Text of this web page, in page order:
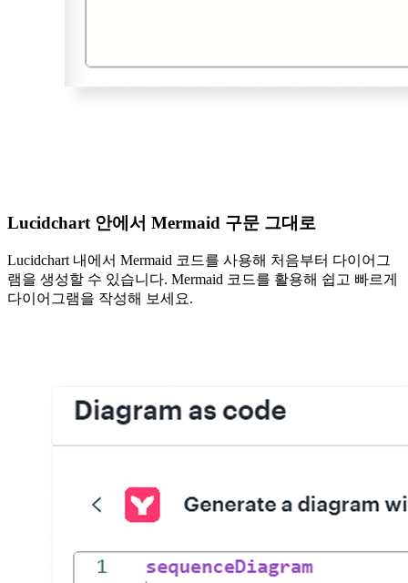
Lucidchart 안에서 Mermaid 구문 그대로
Lucidchart 내에서 Mermaid 코드를 사용해 처음부터 다이어그
램을 생성할 수 있습니다. Mermaid 코드를 활용해 쉽고 빠르게
다이어그램을 작성해 보세요.